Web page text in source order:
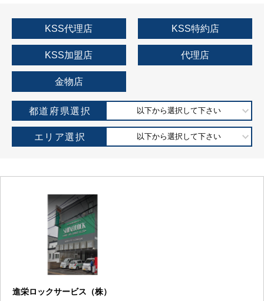
KSS代理店 KSS特約店
KSS加盟店 代理店
金物店
都道府県選択 以下から選択して下さい
エリア選択 以下から選択して下さい
進栄ロックサービス（株）